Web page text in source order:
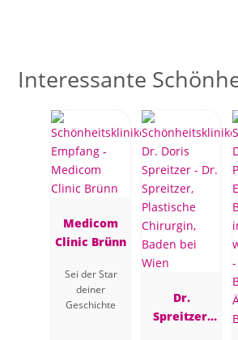
Interessante
Medicom
Clinic Brünn
Sei der Star
deiner
Geschichte
Dr.
Spreitzer,